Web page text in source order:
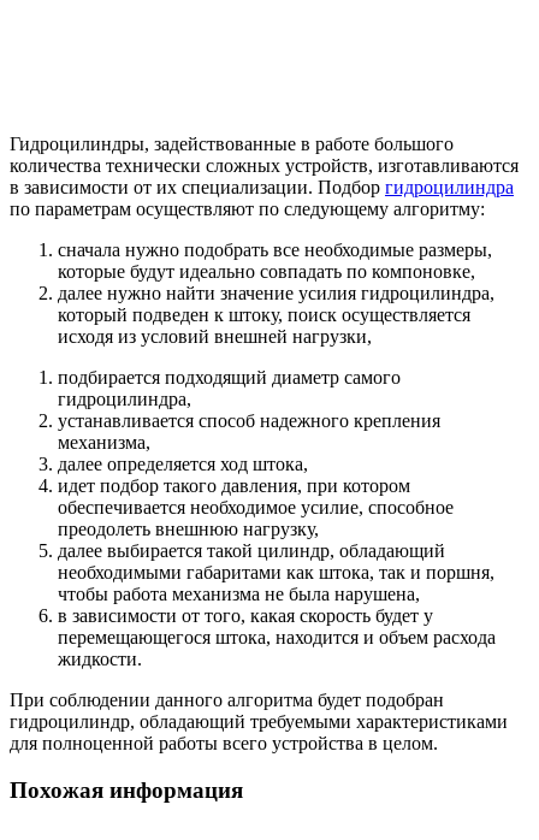
Гидроцилиндры, задействованные в работе большого
количества технически сложных устройств, изготавливаются
в зависимости от их специализации. Подбор гидроцилиндра
по параметрам осуществляют по следующему алгоритму:
сначала нужно подобрать все необходимые размеры,
которые будут идеально совпадать по компоновке,
далее нужно найти значение усилия гидроцилиндра,
который подведен к штоку, поиск осуществляется
исходя из условий внешней нагрузки,
подбирается подходящий диаметр самого
гидроцилиндра,
устанавливается способ надежного крепления
механизма,
далее определяется ход штока,
идет подбор такого давления, при котором
обеспечивается необходимое усилие, способное
преодолеть внешнюю нагрузку,
далее выбирается такой цилиндр, обладающий
необходимыми габаритами как штока, так и поршня,
чтобы работа механизма не была нарушена,
в зависимости от того, какая скорость будет у
перемещающегося штока, находится и объем расхода
жидкости.
При соблюдении данного алгоритма будет подобран
гидроцилиндр, обладающий требуемыми характеристиками
для полноценной работы всего устройства в целом.
Похожая информация